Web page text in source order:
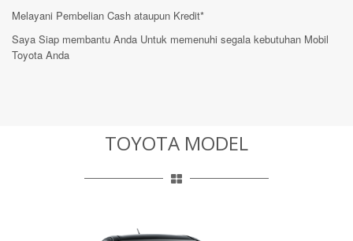
Melayani Pembelian Cash ataupun Kredit*
Saya Siap membantu Anda Untuk memenuhi segala kebutuhan Mobil
Toyota Anda
TOYOTA MODEL